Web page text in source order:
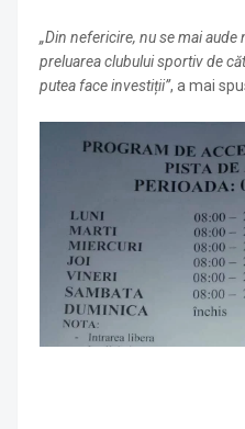
„Din nefericire, nu se mai
preluarea clubului sportiv de
putea face investiții”, a mai